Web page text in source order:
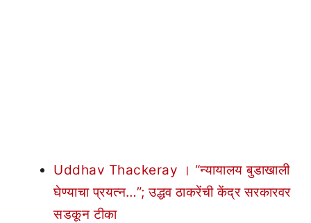
Uddhav Thackeray । “न्यायालय बुडाखाली
घेण्याचा प्रयत्न…”; उद्धव ठाकरेंची केंद्र सरकारवर
सडकून टीका